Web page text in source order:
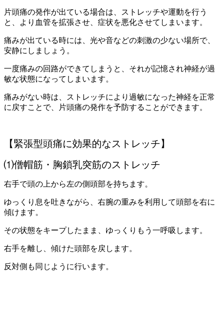
片頭痛の発作が出ている場合は、ストレッチや運動を行う
と、より血管を拡張させ、症状を悪化させてしまいます。
痛みが出ている時には、光や音などの刺激の少ない場所で、
安静にしましょう。
一度痛みの回路ができてしまうと、それが記憶され神経が過
敏な状態になってしまいます。
痛みがない時は、ストレッチにより過敏になった神経を正常
に戻すことで、片頭痛の発作を予防することができます。
【緊張型頭痛に効果的なストレッチ】
⑴僧帽筋・胸鎖乳突筋のストレッチ
右手で頭の上から左の側頭部を持ちます。
ゆっくり息を吐きながら、右腕の重みを利用して頭部を右に
傾けます。
その状態をキープしたまま、ゆっくりもう一呼吸します。
右手を離し、傾けた頭部を戻します。
反対側も同じように行います。